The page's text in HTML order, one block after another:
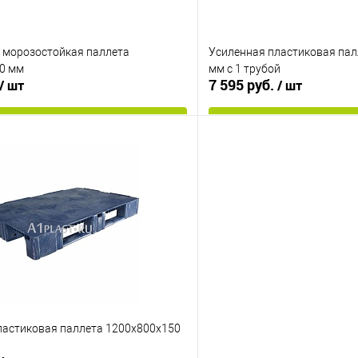
паллета
мм
/ шт
Под заказ
Усиленная пластиковая
мм с 1 трубой
7 595 руб. / шт
паллета 1200х800х150